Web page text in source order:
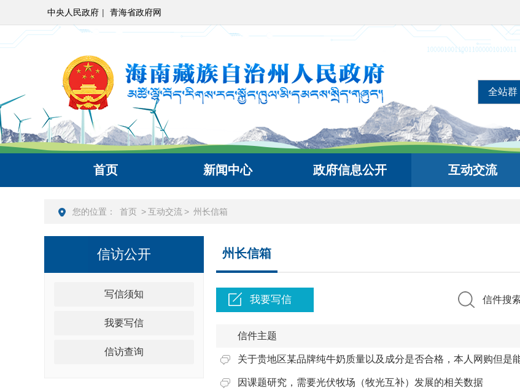
中央人民政府 | 青海省政府网
全站群
首页 新闻中心 政府信息公开 互动交流
您的位置： 首页 >互动交流> 州长信箱
信访公开
写信须知
我要写信
信访查询
州长信箱
我要写信 信件搜
信件主题
关于贵地区某品牌纯牛奶质量以及成分是否合格，本人网购但是
因课题研究，需要光伏牧场（牧光互补）发展的相关数据